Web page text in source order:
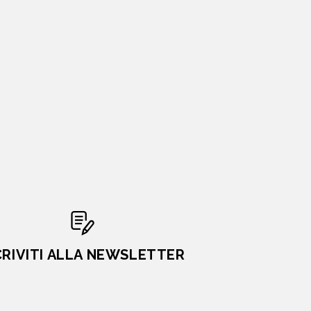
ALLA NEWSLETTER